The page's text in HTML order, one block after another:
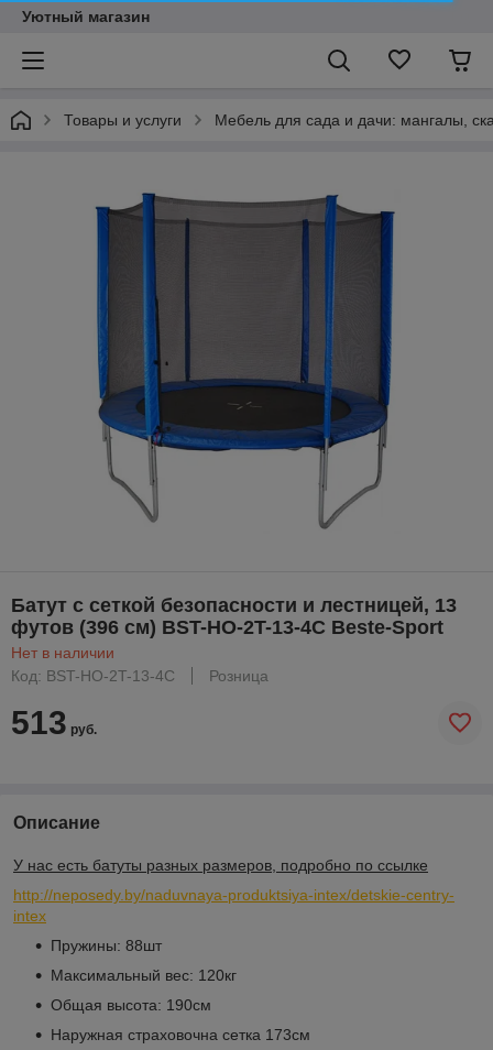
Уютный магазин
Товары и услуги Мебель для сада и дачи: мангалы,
Батут с сеткой безопасности и лестницей, 13
футов (396 см) BST-HO-2T-13-4C Beste-Sport
Нет в наличии
Код: BST-HO-2T-13-4C
Розница
513 руб.
Описание
У нас есть батуты разных размеров, подробно по ссылке
http://neposedy.by/naduvnaya-produktsiya-intex/detskie-centry-
intex
Пружины: 88шт
Максимальный вес: 120кг
Общая высота: 190см
Наружная страховочна сетка 173см